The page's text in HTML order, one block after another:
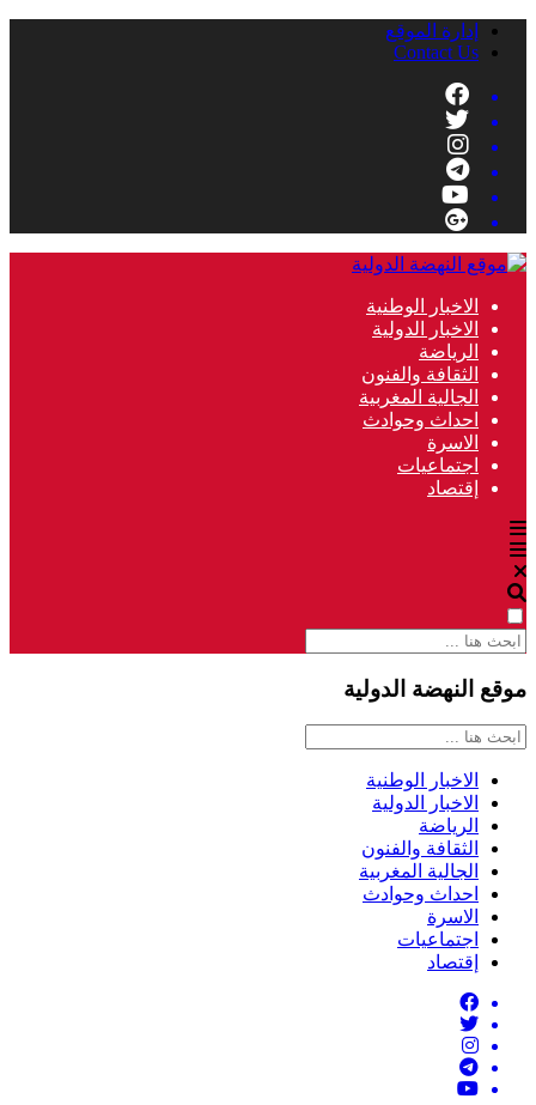
إدارة الموقع
Contact Us
الاخبار الوطنية
الاخبار الدولية
الرياضة
الثقافة والفنون
الجالية المغربية
احداث وحوادث
الاسرة
اجتماعيات
إقتصاد
موقع النهضة الدولية
الاخبار الوطنية
الاخبار الدولية
الرياضة
الثقافة والفنون
الجالية المغربية
احداث وحوادث
الاسرة
اجتماعيات
إقتصاد